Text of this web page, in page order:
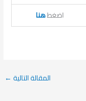
اضغطهنا
المقالة التالية←